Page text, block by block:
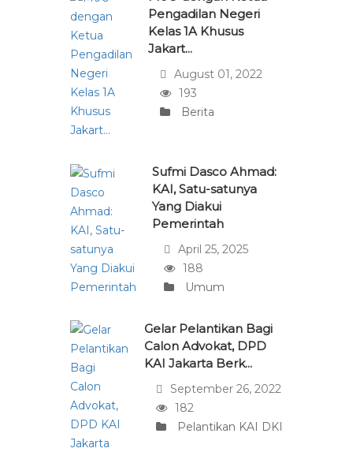
Pengadilan Negeri
Kelas 1A Khusus
Jakart...
August 01, 2022
193
Berita
Sufmi Dasco Ahmad:
KAI, Satu-satunya
Yang Diakui
Pemerintah
April 25, 2025
188
Umum
Gelar Pelantikan Bagi
Calon Advokat, DPD
KAI Jakarta Berk...
September 26, 2022
182
Pelantikan KAI DKI